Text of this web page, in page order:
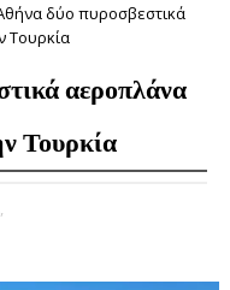
δύο πυροσβεστικά
Τουρκία
αεροπλάνα
Τουρκία